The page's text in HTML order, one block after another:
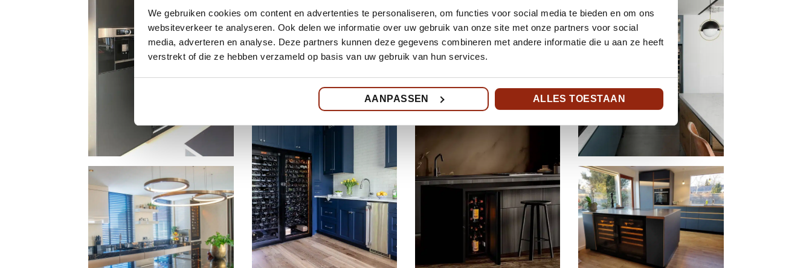
We gebruiken cookies om content en advertenties te personaliseren, om functies voor social media te bieden en om ons
websiteverkeer te analyseren. Ook delen we informatie over uw gebruik van onze site met onze partners voor social
media, adverteren en analyse. Deze partners kunnen deze gegevens combineren met andere informatie die u aan ze heeft
verstrekt of die ze hebben verzameld op basis van uw gebruik van hun services.
AANPASSEN ALLES TOESTAAN
Inspiration inbouw
wijnklimaatkast in Montpellier
Modulo-X wijnrek en Tahoma
wijnkelderkoeling bij een
Revelation wijnklimaatkast in
Maastricht
Pure wijnkast in Tel Aviv
©gidonlevin